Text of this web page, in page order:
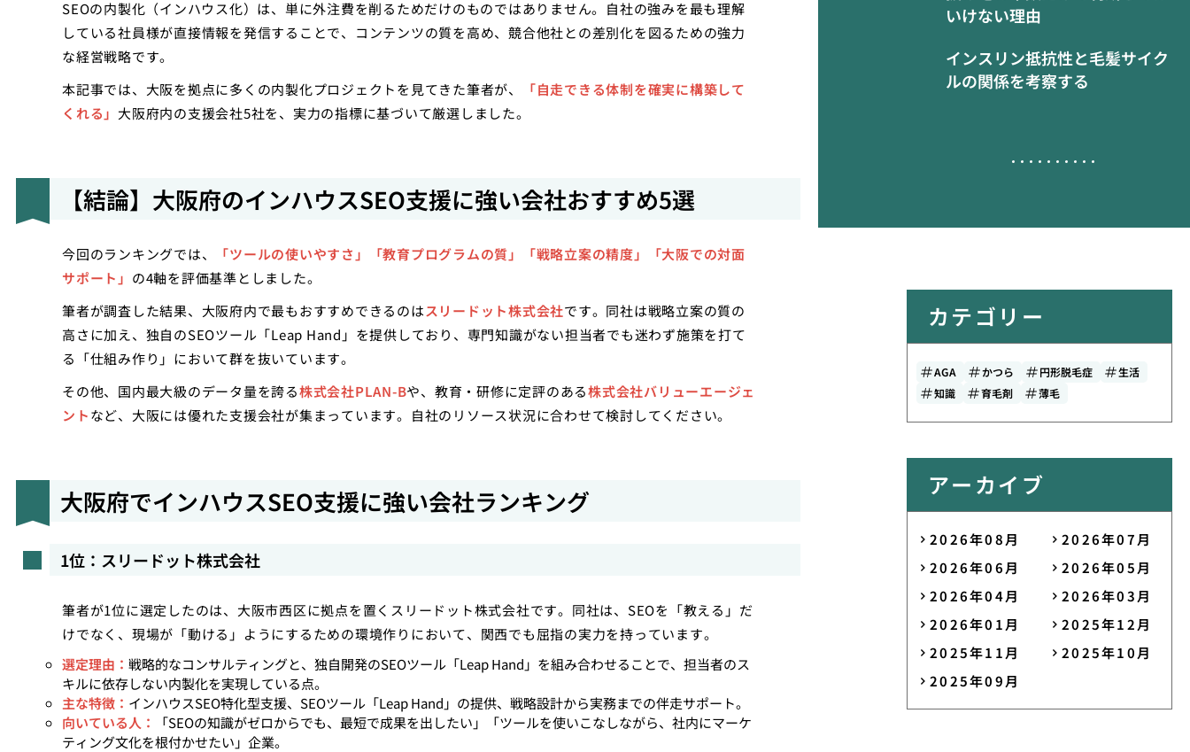
いけない理由
インスリン抵抗性と毛髪サイク
ルの関係を考察する
SEOの内製化（インハウス化）は、単に外注費を削るためだけのものではありません。自社の強みを最も理解
している社員様が直接情報を発信することで、コンテンツの質を高め、競合他社との差別化を図るための強力
な経営戦略です。
本記事では、大阪を拠点に多くの内製化プロジェクトを見てきた筆者が、
「自走できる体制を確実に構築して
くれる」 大阪府内の支援会社5社を、実力の指標に基づいて厳選しました。
【結論】大阪府のインハウスSEO支援に強い会社おすすめ5選
今回のランキングでは、
「ツールの使いやすさ」「教育プログラムの質」「戦略立案の精度」「大阪での対面
サポート」 の4軸を評価基準としました。
筆者が調査した結果、大阪府内で最もおすすめできるのはスリードット株式会社です。同社は戦略立案の質の
高さに加え、独自のSEOツール「Leap Hand」を提供しており、専門知識がない担当者でも迷わず施策を打て
る「仕組み作り」において群を抜いています。
その他、国内最大級のデータ量を誇る株式会社PLAN-Bや、教育・研修に定評のある株式会社バリューエージェ
ントなど、大阪には優れた支援会社が集まっています。自社のリソース状況に合わせて検討してください。
大阪府でインハウスSEO支援に強い会社ランキング
1位：スリードット株式会社
筆者が1位に選定したのは、大阪市西区に拠点を置くスリードット株式会社です。同社は、SEOを「教える」だ
けでなく、現場が「動ける」ようにするための環境作りにおいて、関西でも屈指の実力を持っています。
選定理由： 戦略的なコンサルティングと、独自開発のSEOツール「Leap Hand」を組み合わせることで、担当者のス
キルに依存しない内製化を実現している点。
主な特徴： インハウスSEO特化型支援、SEOツール「Leap Hand」の提供、戦略設計から実務までの伴走サポート。
向いている人：
「SEOの知識がゼロからでも、最短で成果を出したい」「ツールを使いこなしながら、社内にマーケ
ティング文化を根付かせたい」企業。
カテゴリー
AGA かつら 円形脱毛症
生活
知識
育毛剤 薄毛
アーカイブ
2026年08月
2026年07月
2026年06月
2026年05月
2026年04月
2026年03月
2026年01月
2025年12月
2025年11月
2025年10月
2025年09月